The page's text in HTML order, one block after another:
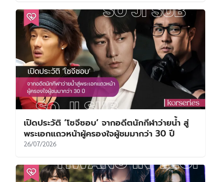
เปิดประวัติ ‘โซจีซอบ’ จากอดีตนักกีฬาว่ายน้ำ สู่
พระเอกแถวหน้าผู้ครองใจผู้ชมมากว่า 30 ปี
26/07/2026